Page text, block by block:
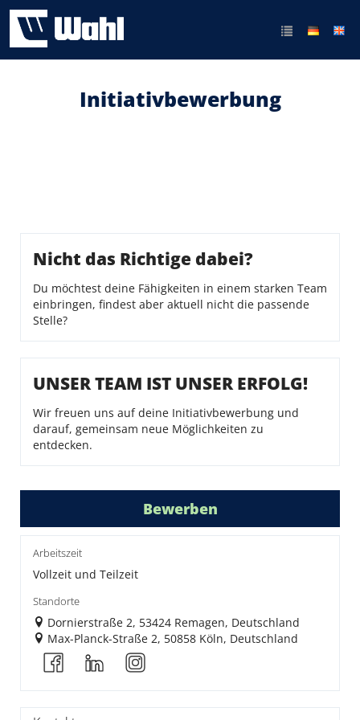
Initiativbewerbung
Nicht das Richtige dabei?
Du möchtest deine Fähigkeiten in einem starken Team
einbringen, findest aber aktuell nicht die passende
Stelle?
UNSER TEAM IST UNSER ERFOLG!
Wir freuen uns auf deine Initiativbewerbung und
darauf, gemeinsam neue Möglichkeiten zu
entdecken.
Bewerben
Arbeitszeit
Vollzeit und Teilzeit
Standorte
Dornierstraße 2, 53424 Remagen, Deutschland
Max-Planck-Straße 2, 50858 Köln, Deutschland